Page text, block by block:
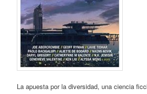
La apuesta por la diversidad, una ciencia